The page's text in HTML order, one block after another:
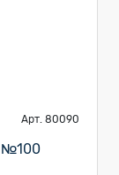
Арт. 80090
№100